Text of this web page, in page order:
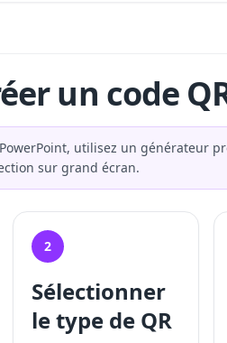
un code
utilisez un générateur
sur grand écran.
2
Sélectionner
le type de QR